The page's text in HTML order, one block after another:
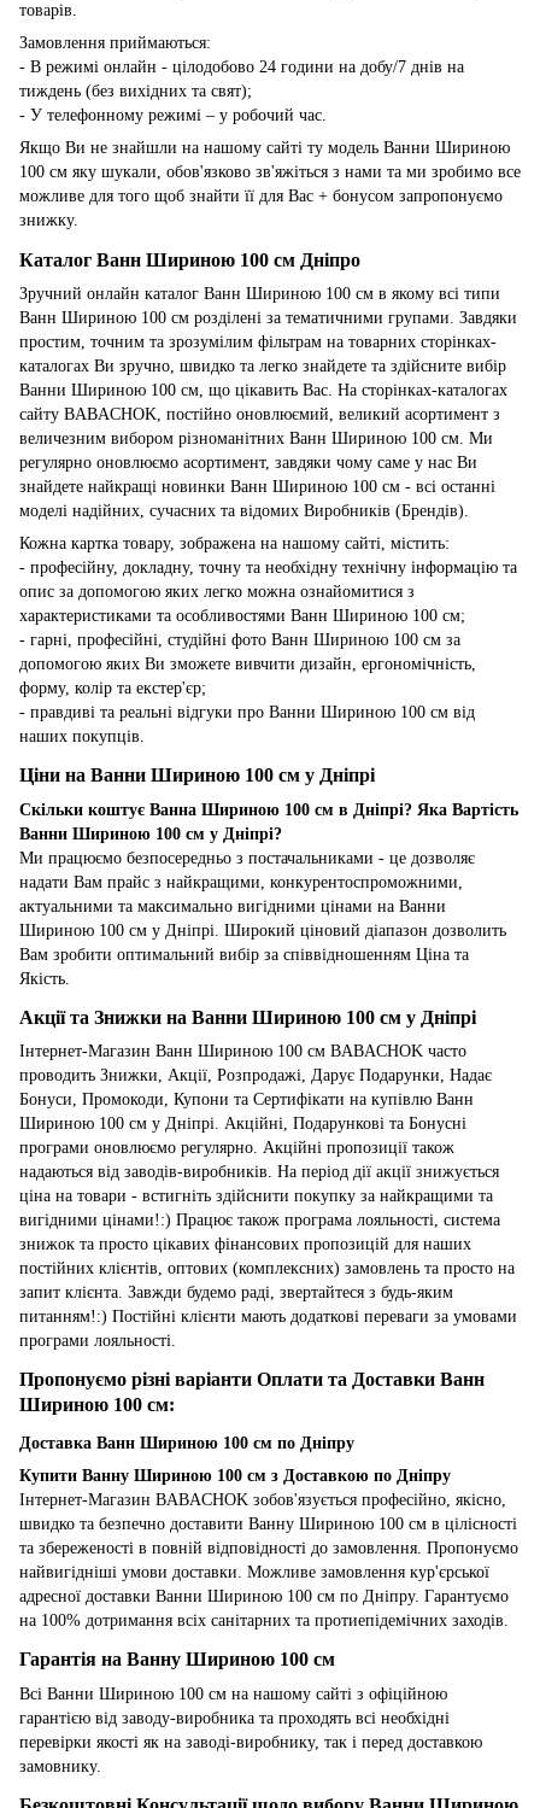
товарів.
Замовлення приймаються:
- В режимі онлайн - цілодобово 24 години на добу/7 днів на
тиждень (без вихідних та свят);
- У телефонному режимі – у робочий час.
Якщо Ви не знайшли на нашому сайті ту модель Ванни Шириною
100 см яку шукали, обов'язково зв'яжіться з нами та ми зробимо все
можливе для того щоб знайти її для Вас + бонусом запропонуємо
знижку.
Каталог Ванн Шириною 100 см Дніпро
Зручний онлайн каталог Ванн Шириною 100 см в якому всі типи
Ванн Шириною 100 см розділені за тематичними групами. Завдяки
простим, точним та зрозумілим фільтрам на товарних сторінках-
каталогах Ви зручно, швидко та легко знайдете та здійсните вибір
Ванни Шириною 100 см, що цікавить Вас. На сторінках-каталогах
сайту BABACHOK, постійно оновлюємий, великий асортимент з
величезним вибором різноманітних Ванн Шириною 100 см. Ми
регулярно оновлюємо асортимент, завдяки чому саме у нас Ви
знайдете найкращі новинки Ванн Шириною 100 см - всі останні
моделі надійних, сучасних та відомих Виробників (Брендів).
Кожна картка товару, зображена на нашому сайті, містить:
- професійну, докладну, точну та необхідну технічну інформацію та
опис за допомогою яких легко можна ознайомитися з
характеристиками та особливостями Ванн Шириною 100 см;
- гарні, професійні, студійні фото Ванн Шириною 100 см за
допомогою яких Ви зможете вивчити дизайн, ергономічність,
форму, колір та екстер'єр;
- правдиві та реальні відгуки про Ванни Шириною 100 см від
наших покупців.
Ціни на Ванни Шириною 100 см у Дніпрі
Скільки коштує Ванна Шириною 100 см в Дніпрі? Яка Вартість
Ванни Шириною 100 см у Дніпрі?
Ми працюємо безпосередньо з постачальниками - це дозволяє
надати Вам прайс з найкращими, конкурентоспроможними,
актуальними та максимально вигідними цінами на Ванни
Шириною 100 см у Дніпрі. Широкий ціновий діапазон дозволить
Вам зробити оптимальний вибір за співвідношенням Ціна та
Якість.
Акції та Знижки на Ванни Шириною 100 см у Дніпрі
Інтернет-Магазин Ванн Шириною 100 см BABACHOK часто
проводить Знижки, Акції, Розпродажі, Дарує Подарунки, Надає
Бонуси, Промокоди, Купони та Сертифікати на купівлю Ванн
Шириною 100 см у Дніпрі. Акційні, Подарункові та Бонусні
програми оновлюємо регулярно. Акційні пропозиції також
надаються від заводів-виробників. На період дії акції знижується
ціна на товари - встигніть здійснити покупку за найкращими та
вигідними цінами!:) Працює також програма лояльності, система
знижок та просто цікавих фінансових пропозицій для наших
постійних клієнтів, оптових (комплексних) замовлень та просто на
запит клієнта. Завжди будемо раді, звертайтеся з будь-яким
питанням!:) Постійні клієнти мають додаткові переваги за умовами
програми лояльності.
Пропонуємо різні варіанти Оплати та Доставки Ванн
Шириною 100 см:
Доставка Ванн Шириною 100 см по Дніпру
Купити Ванну Шириною 100 см з Доставкою по Дніпру
Інтернет-Магазин BABACHOK зобов'язується професійно, якісно,
швидко та безпечно доставити Ванну Шириною 100 см в цілісності
та збереженості в повній відповідності до замовлення. Пропонуємо
найвигідніші умови доставки. Можливе замовлення кур'єрської
адресної доставки Ванни Шириною 100 см по Дніпру. Гарантуємо
на 100% дотримання всіх санітарних та протиепідемічних заходів.
Гарантія на Ванну Шириною 100 см
Всі Ванни Шириною 100 см на нашому сайті з офіційною
гарантією від заводу-виробника та проходять всі необхідні
перевірки якості як на заводі-виробнику, так і перед доставкою
замовнику.